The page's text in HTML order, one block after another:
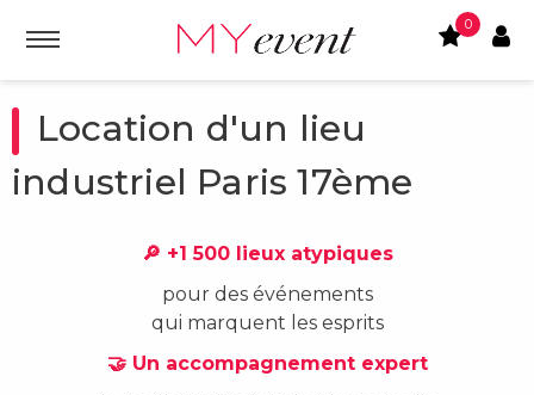
0
Location d'un lieu
industriel Paris 17ème
🔎 +1 500 lieux atypiques
pour des événements
qui marquent les esprits
🤝 Un accompagnement expert